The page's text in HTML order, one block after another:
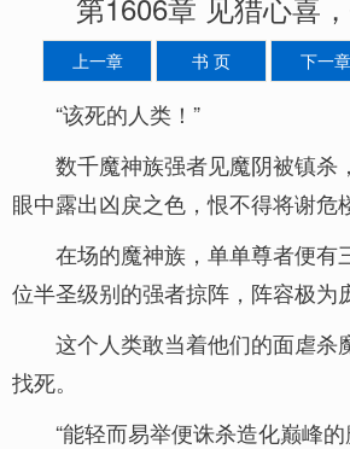
上一章 书 页 下一章
“该死的人类！”
数千魔神族强者见魔阴被镇杀
眼中露出凶戾之色，恨不得将谢危
在场的魔神族，单单尊者便有
位半圣级别的强者掠阵，阵容极为
这个人类敢当着他们的面虐杀
找死。
“能轻而易举便诛杀造化巅峰